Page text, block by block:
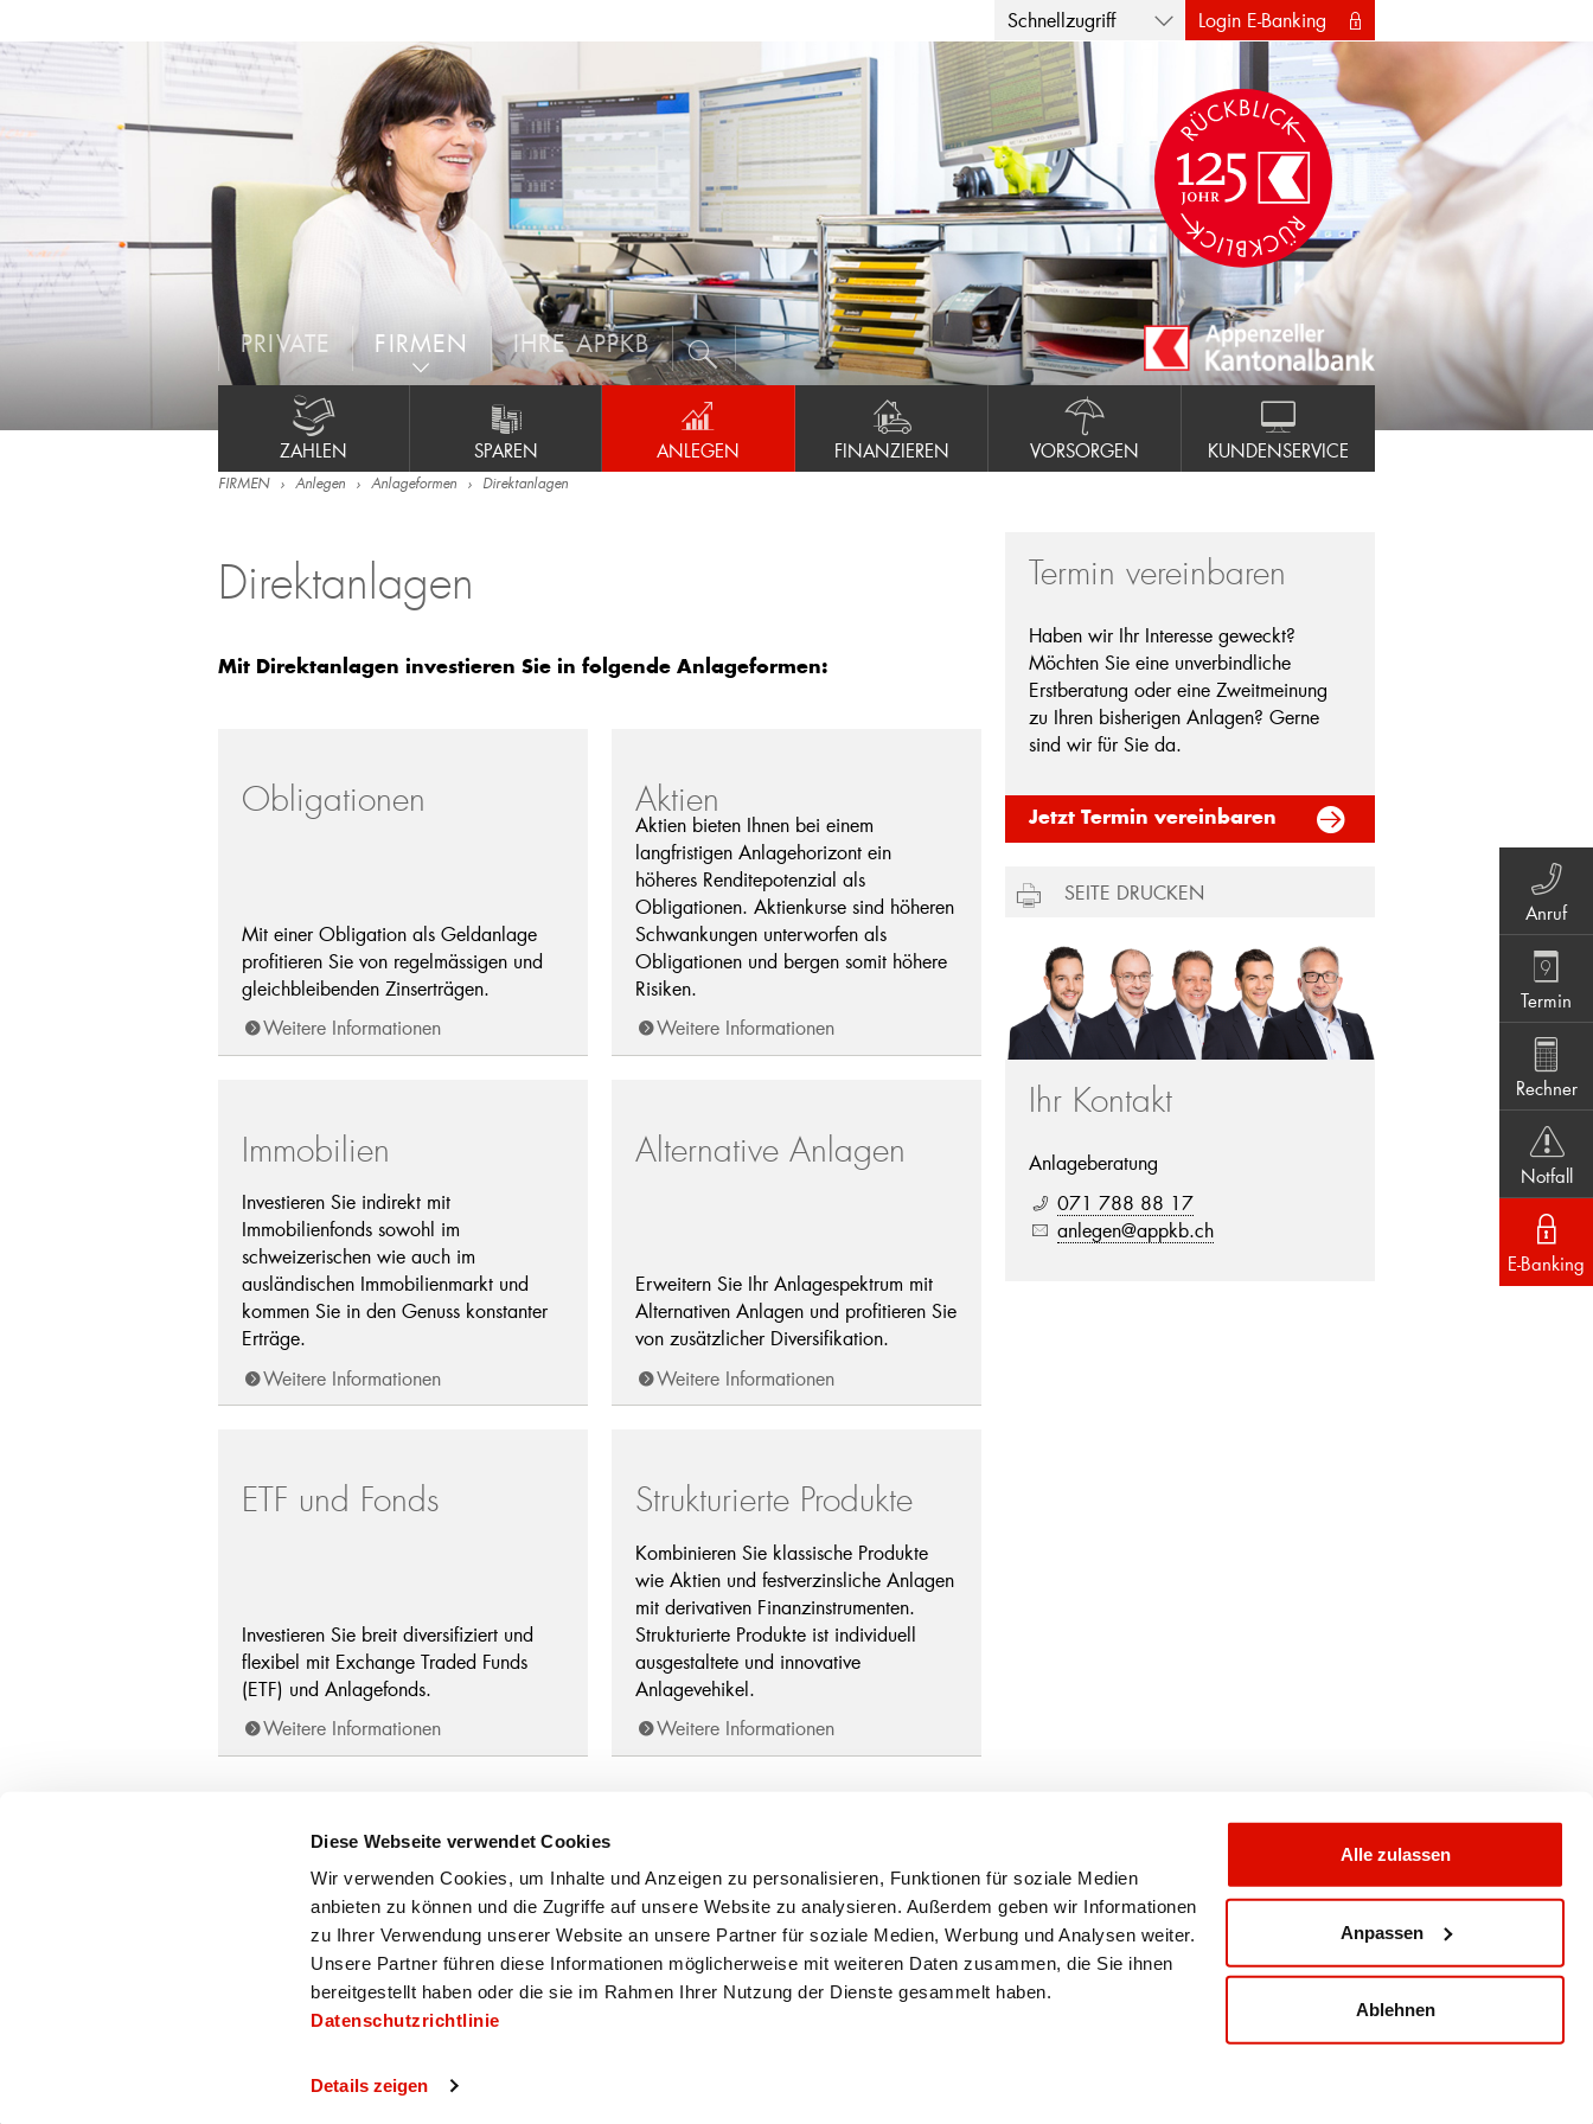
Diese Webseite verwendet Cookies
Wir verwenden Cookies, um Inhalte und Anzeigen zu personalisieren, Funktionen für soziale Medien
anbieten zu können und die Zugriffe auf unsere Website zu analysieren. Außerdem geben wir Informationen
zu Ihrer Verwendung unserer Website an unsere Partner für soziale Medien, Werbung und Analysen weiter.
Unsere Partner führen diese Informationen möglicherweise mit weiteren Daten zusammen, die Sie ihnen
bereitgestellt haben oder die sie im Rahmen Ihrer Nutzung der Dienste gesammelt haben.
Datenschutzrichtlinie
Details zeigen
Alle zulassen
Anpassen
Ablehnen
Schnellzugriff Login E-Banking
PRIVATE FIRMEN
ZAHLEN SPAREN ANLEGEN FINANZIEREN VORSORGEN KUNDENSERVICE
IHRE APPKB
FIRMEN Anlegen Anlageformen Direktanlagen
Direktanlagen
Mit Direktanlagen investieren Sie in folgende Anlageformen:
Obligationen
Mit einer Obligation als Geldanlage
profitieren Sie von regelmässigen und
gleichbleibenden Zinserträgen.
Weitere Informationen
Aktien
Aktien bieten Ihnen bei einem
langfristigen Anlagehorizont ein
höheres Renditepotenzial als
Obligationen. Aktienkurse sind höheren
Schwankungen unterworfen als
Obligationen und bergen somit höhere
Risiken.
Weitere Informationen
Immobilien
Investieren Sie indirekt mit
Immobilienfonds sowohl im
schweizerischen wie auch im
ausländischen Immobilienmarkt und
kommen Sie in den Genuss konstanter
Erträge.
Weitere Informationen
Alternative Anlagen
Erweitern Sie Ihr Anlagespektrum mit
Alternativen Anlagen und profitieren Sie
von zusätzlicher Diversifikation.
Weitere Informationen
ETF und Fonds
Investieren Sie breit diversifiziert und
flexibel mit Exchange Traded Funds
(ETF) und Anlagefonds.
Weitere Informationen
Strukturierte Produkte
Kombinieren Sie klassische Produkte
wie Aktien und festverzinsliche Anlagen
mit derivativen Finanzinstrumenten.
Strukturierte Produkte ist individuell
ausgestaltete und innovative
Anlagevehikel.
Weitere Informationen
Termin vereinbaren
Haben wir Ihr Interesse geweckt?
Möchten Sie eine unverbindliche
Erstberatung oder eine Zweitmeinung
zu Ihren bisherigen Anlagen? Gerne
sind wir für Sie da.
Jetzt Termin vereinbaren
SEITE DRUCKEN
Ihr Kontakt
Anlageberatung
071 788 88 17
anlegen@appkb.ch
Anruf
Termin
Rechner
Notfall
E-Banking
Appenzell
071 788 88 88
kantonalbank@appkb.ch
Oberegg
Haslen
Weissbad
071 898 80 40
071 333 42 42
071 798 90 50
SWIFT/BIC: AIKACH22
UID: CHE-108.954.702
Rechtliche Hinweise